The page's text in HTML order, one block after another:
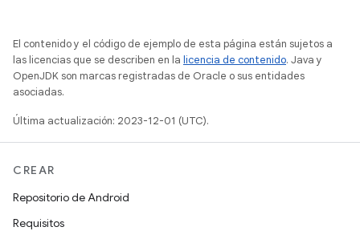
El contenido y el código de ejemplo de esta página están sujetos a
las licencias que se describen en la licencia de contenido. Java y
OpenJDK son marcas registradas de Oracle o sus entidades
asociadas.
Última actualización: 2023-12-01 (UTC).
CREAR
Repositorio de Android
Requisitos